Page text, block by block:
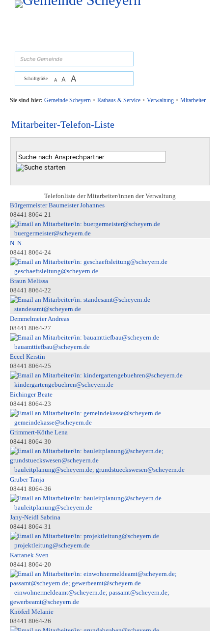
Zum Inhalt, zur Navigationoder zur Startseite springen.
Schriftgröße A A A
Sie sind hier: Gemeinde Scheyern> Rathaus & Service> Verwaltung> Mitarbeiter
Mitarbeiter-Telefon-Liste
Telefonliste der Mitarbeiter/innen der Verwaltung
Bürgermeister Baumeister Johannes
08441 8064-21
buergermeister@scheyern.de
N. N.
08441 8064-24
geschaeftsleitung@scheyern.de
Braun Melissa
08441 8064-22
standesamt@scheyern.de
Demmelmeier Andreas
08441 8064-27
bauamttiefbau@scheyern.de
Eccel Kerstin
08441 8064-25
kindergartengebuehren@scheyern.de
Eichinger Beate
08441 8064-23
gemeindekasse@scheyern.de
Grimmert-Köthe Lena
08441 8064-30
bauleitplanung@scheyern.de; grundstueckswesen@scheyern.de
Gruber Tanja
08441 8064-36
bauleitplanung@scheyern.de
Jany-Neidl Sabrina
08441 8064-31
projektleitung@scheyern.de
Kattanek Sven
08441 8064-20
einwohnermeldeamt@scheyern.de; passamt@scheyern.de;
gewerbeamt@scheyern.de
Knöferl Melanie
08441 8064-26